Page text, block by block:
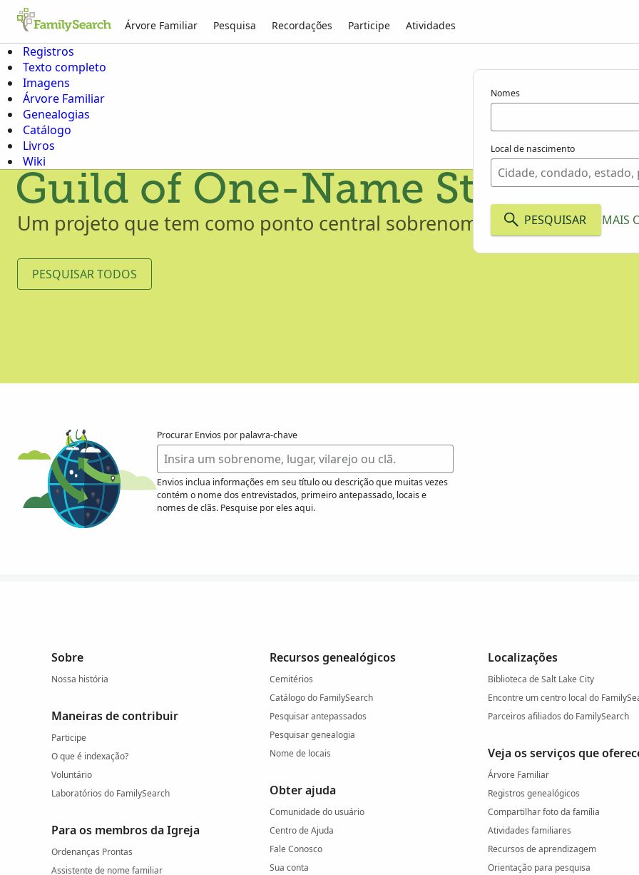
Árvore Familiar Pesquisa Recordações Participe Atividades
Registros
Texto completo
Imagens
Árvore Familiar
Genealogias
Catálogo
Livros
Wiki
Guild of One-Name Studies
Um projeto que tem como ponto central sobrenomes específicos e
PESQUISAR TODOS
Nomes
Local de nascimento
PESQUISAR MAIS
Procurar Envios por palavra-chave
Envios inclua informações em seu título ou descrição que muitas vezes
contém o nome dos entrevistados, primeiro antepassado, locais e
nomes de clãs. Pesquise por eles aqui.
Sobre
Nossa história
Maneiras de contribuir
Participe
O que é indexação?
Voluntário
Laboratórios do FamilySearch
Para os membros da Igreja
Ordenanças Prontas
Assistente de nome familiar
Recursos genealógicos
Cemitérios
Catálogo do FamilySearch
Pesquisar antepassados
Pesquisar genealogia
Nome de locais
Obter ajuda
Comunidade do usuário
Centro de Ajuda
Fale Conosco
Sua conta
Localizações
Biblioteca de Salt Lake City
Encontre um centro local do
Parceiros afiliados do FamilySearch
Veja os serviços que
Árvore Familiar
Registros genealógicos
Compartilhar foto da família
Atividades familiares
Recursos de aprendizagem
Orientação para pesquisa